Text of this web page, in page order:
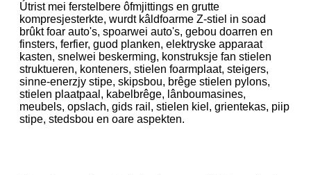
Útrist mei ferstelbere ôfmjittings en grutte
kompresjesterkte, wurdt kâldfoarme Z-stiel in soad
brûkt foar auto's, spoarwei auto's, gebou doarren en
finsters, ferfier, guod planken, elektryske apparaat
kasten, snelwei beskerming, konstruksje fan stielen
struktueren, konteners, stielen foarmplaat, steigers,
sinne-enerzjy stipe, skipsbou, brêge stielen pylons,
stielen plaatpaal, kabelbrêge, lânboumasines,
meubels, opslach, gids rail, stielen kiel, grientekas, piip
stipe, stedsbou en oare aspekten.